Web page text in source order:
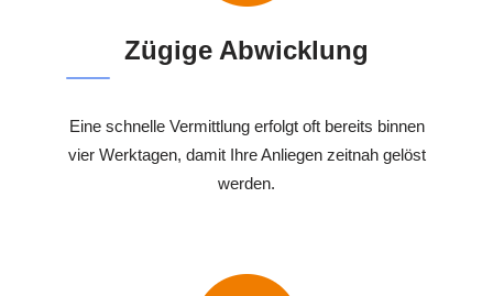
Zügige Abwicklung
Eine schnelle Vermittlung erfolgt oft bereits binnen
vier Werktagen, damit Ihre Anliegen zeitnah gelöst
werden.